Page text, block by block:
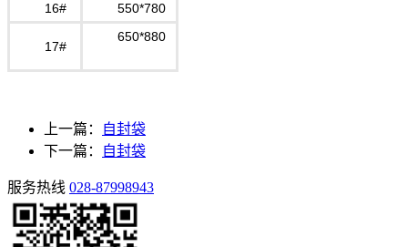
16#
550*780
17#
650*880
上一篇：
自封袋
下一篇：
自封袋
服务热线 028-87998943